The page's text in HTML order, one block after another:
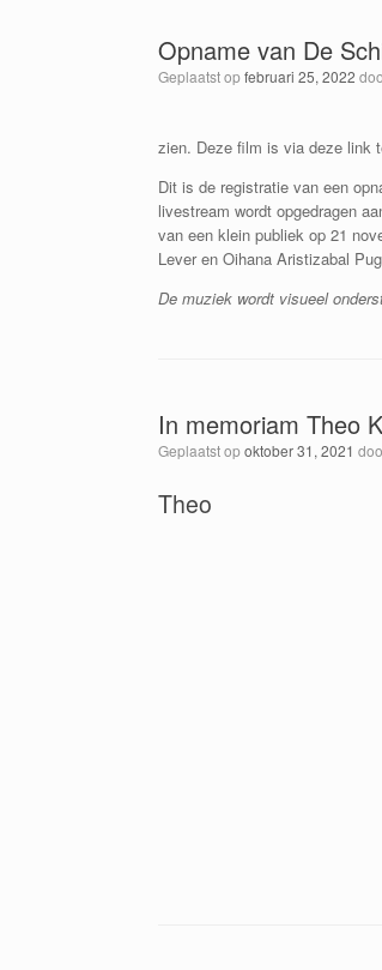
Opname van De
Geplaatst opfebruari 25, 2022
zien. Deze film is via deze link
Dit is de registratie van een
livestream wordt opgedragen
van een klein publiek op 21
Lever en Oihana Aristizabal
De muziek wordt visueel
In memoriam Theo
Geplaatst opoktober 31, 2021
Theo